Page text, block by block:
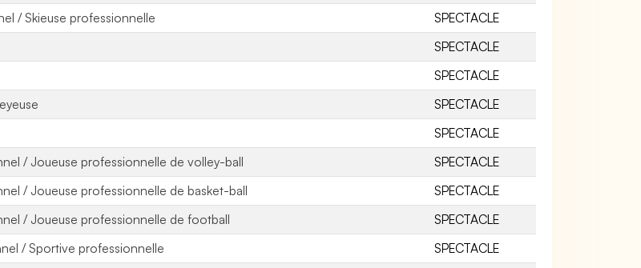
/ Skieuse professionnelle
SPECTACLE
SPECTACLE
SPECTACLE
SPECTACLE
SPECTACLE
/ Joueuse professionnelle de volley-ball
SPECTACLE
/ Joueuse professionnelle de basket-ball
SPECTACLE
/ Joueuse professionnelle de football
SPECTACLE
/ Sportive professionnelle
SPECTACLE